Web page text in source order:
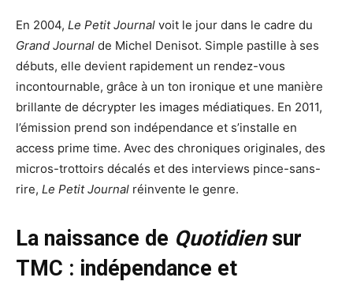
En 2004, Le Petit Journal voit le jour dans le cadre du
Grand Journal de Michel Denisot. Simple pastille à ses
débuts, elle devient rapidement un rendez-vous
incontournable, grâce à un ton ironique et une manière
brillante de décrypter les images médiatiques. En 2011,
l’émission prend son indépendance et s’installe en
access prime time. Avec des chroniques originales, des
micros-trottoirs décalés et des interviews pince-sans-
rire, Le Petit Journal réinvente le genre.
La naissance de Quotidiensur
TMC : indépendance et